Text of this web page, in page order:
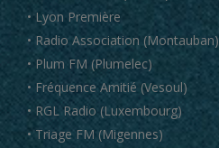
• Lyon Première
• Radio Association (Montauban)
• Plum FM (Plumelec)
• Fréquence Amitié (Vesoul)
• RGL Radio (Luxembourg)
• Triage FM (Migennes)